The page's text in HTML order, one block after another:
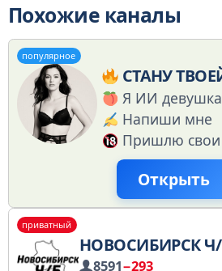
Похожие каналы
популярное
СТАНУ
Я ИИ девушка
Напиши мне
Пришлю свои
Открыть
приватный
НОВОСИБИРСК
8591−293